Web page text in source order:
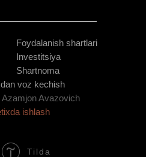
Foydalanish shartlari
Shartnoma
Azamjon Avazovich
ishlash
voz kechish
Investitsiya
Tilda